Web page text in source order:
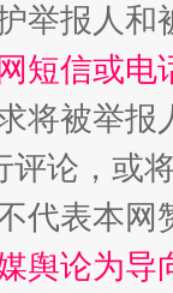
举报人
短信或电
将被举
论，或
代表本
舆论为导